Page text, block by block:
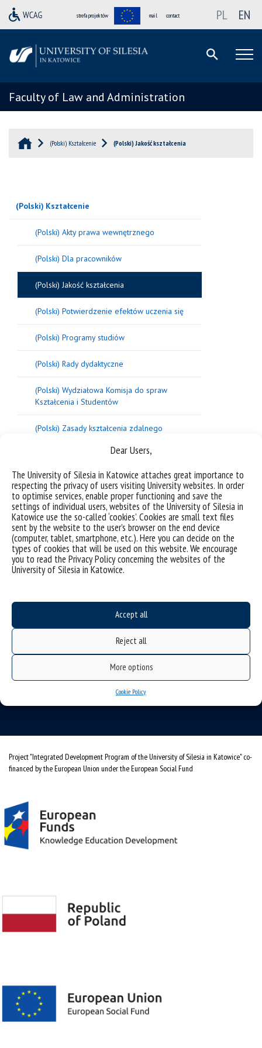
Dear Users,
The University of Silesia in Katowice attaches great importance to
respecting the privacy of users visiting University websites. In order
to optimise services, enable proper functioning and save the
settings of individual users, websites of the University of Silesia in
Katowice use the so-called ‘cookies’. Cookies are small text files
sent by the website to the user’s browser on the end device
(computer, tablet, smartphone, etc.). Here you can decide on the
types of cookies that will be used on this website. We encourage
you to read the Privacy Policy concerning the websites of the
University of Silesia in Katowice.
Accept all
Reject all
More options
Cookie Policy
strefa projektów mail contact PL EN
Faculty of Law and Administration
(Polski) Kształcenie (Polski) Jakość kształcenia
Sorry, this entry is only available inPolish.
(Polski) Kształcenie
(Polski) Akty prawa wewnętrznego
(Polski) Dla pracowników
(Polski) Jakość kształcenia
(Polski) Potwierdzenie efektów uczenia się
(Polski) Programy studiów
(Polski) Rady dydaktyczne
(Polski) Wydziałowa Komisja do spraw
Kształcenia i Studentów
(Polski) Zasady kształcenia zdalnego
University of Silesia
Project "Integrated Development Program of the University of Silesia in Katowice" co-
financed by the European Union under the European Social Fund